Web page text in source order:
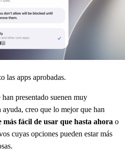
las apps aprobadas.
presentado suenen muy
ayuda, creo que lo mejor que han
más fácil de usar que hasta ahora o
cuyas opciones pueden estar más